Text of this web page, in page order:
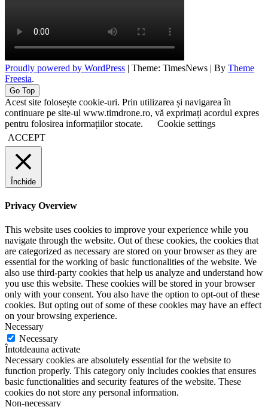
Proudly powered by WordPress | Theme: TimesNews | By Theme
Freesia.
Go Top
Acest site folosește cookie-uri. Prin utilizarea și navigarea în
continuare pe site-ul www.timdrone.ro, vă exprimați acordul expres
pentru folosirea informațiilor stocate.
Cookie settings
ACCEPT
Închide
Privacy Overview
This website uses cookies to improve your experience while you
navigate through the website. Out of these cookies, the cookies that
are categorized as necessary are stored on your browser as they are
essential for the working of basic functionalities of the website. We
also use third-party cookies that help us analyze and understand how
you use this website. These cookies will be stored in your browser
only with your consent. You also have the option to opt-out of these
cookies. But opting out of some of these cookies may have an effect
on your browsing experience.
Necessary
Necessary
Întotdeauna activate
Necessary cookies are absolutely essential for the website to
function properly. This category only includes cookies that ensures
basic functionalities and security features of the website. These
cookies do not store any personal information.
Non-necessary